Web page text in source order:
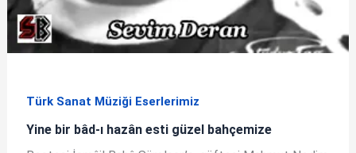
Türk Sanat Müziği Eserlerimiz
Yine bir bâd-ı hazân esti güzel bahçemize